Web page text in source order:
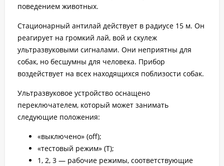
поведением животных.
Стационарный антилай действует в радиусе 15 м. Он
реагирует на громкий лай, вой и скулеж
ультразвуковыми сигналами. Они неприятны для
собак, но бесшумны для человека. Прибор
воздействует на всех находящихся поблизости собак.
Ультразвуковое устройство оснащено
переключателем, который может занимать
следующие положения:
«выключено» (off);
«тестовый режим» (T);
1, 2, 3 — рабочие режимы, соответствующие